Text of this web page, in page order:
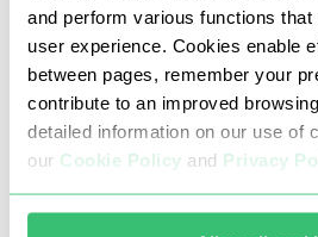
and perform various functions
user experience. Cookies enable
between pages, remember your
contribute to an improved
detailed information on our use of
our Cookie Policy and Privacy